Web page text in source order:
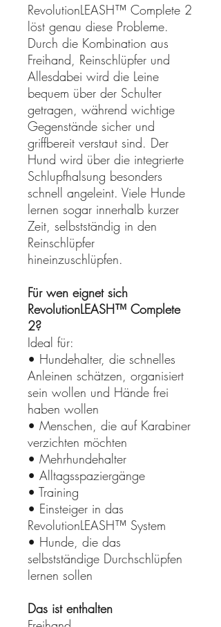
RevolutionLEASH™ Complete 2
löst genau diese Probleme.
Durch die Kombination aus
Freihand, Reinschlüpfer und
Allesdabei wird die Leine
bequem über der Schulter
getragen, während wichtige
Gegenstände sicher und
griffbereit verstaut sind. Der
Hund wird über die integrierte
Schlupfhalsung besonders
schnell angeleint. Viele Hunde
lernen sogar innerhalb kurzer
Zeit, selbstständig in den
Reinschlüpfer
hineinzuschlüpfen.
Für wen eignet sich
RevolutionLEASH™ Complete
2?
Ideal für:
• Hundehalter, die schnelles
Anleinen schätzen, organisiert
sein wollen und Hände frei
haben wollen
• Menschen, die auf Karabiner
verzichten möchten
• Mehrhundehalter
• Alltagsspaziergänge
• Training
• Einsteiger in das
RevolutionLEASH™ System
• Hunde, die das
selbstständige Durchschlüpfen
lernen sollen
Das ist enthalten